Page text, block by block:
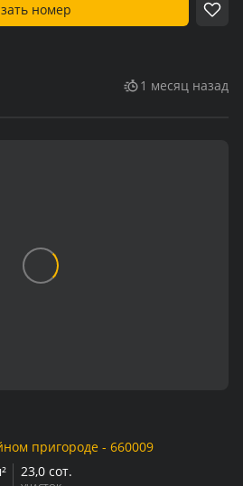
номер
1 месяц назад
пригороде - 660009
23,0 сот.